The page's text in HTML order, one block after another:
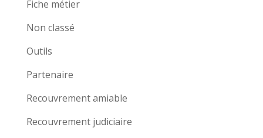
Fiche métier
Non classé
Outils
Partenaire
Recouvrement amiable
Recouvrement judiciaire